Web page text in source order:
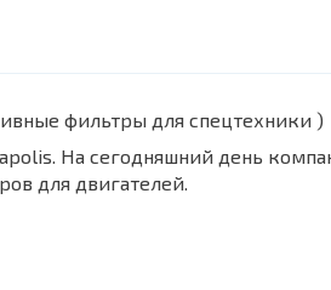
фильтры для спецтехники )
На сегодняшний день
для двигателей.